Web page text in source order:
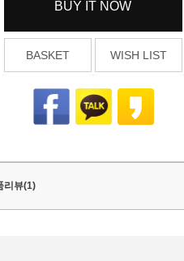
BUY IT NOW
BASKET WISH LIST
리뷰(1)